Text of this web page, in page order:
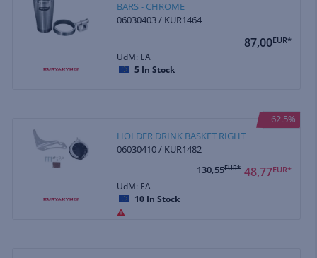
BARS - CHROME
06030403 / KUR1464
87,00EUR*
UdM: EA
5 In Stock
62.5%
HOLDER DRINK BASKET RIGHT
06030410 / KUR1482
48,77EUR*
130,55EUR*
UdM: EA
10 In Stock